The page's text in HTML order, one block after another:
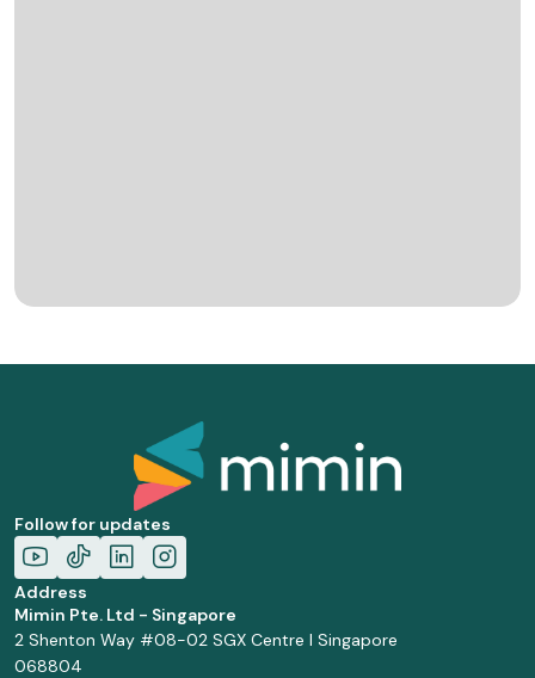
Follow for updates
Address
Mimin Pte. Ltd - Singapore
2 Shenton Way #08-02 SGX Centre I Singapore
068804